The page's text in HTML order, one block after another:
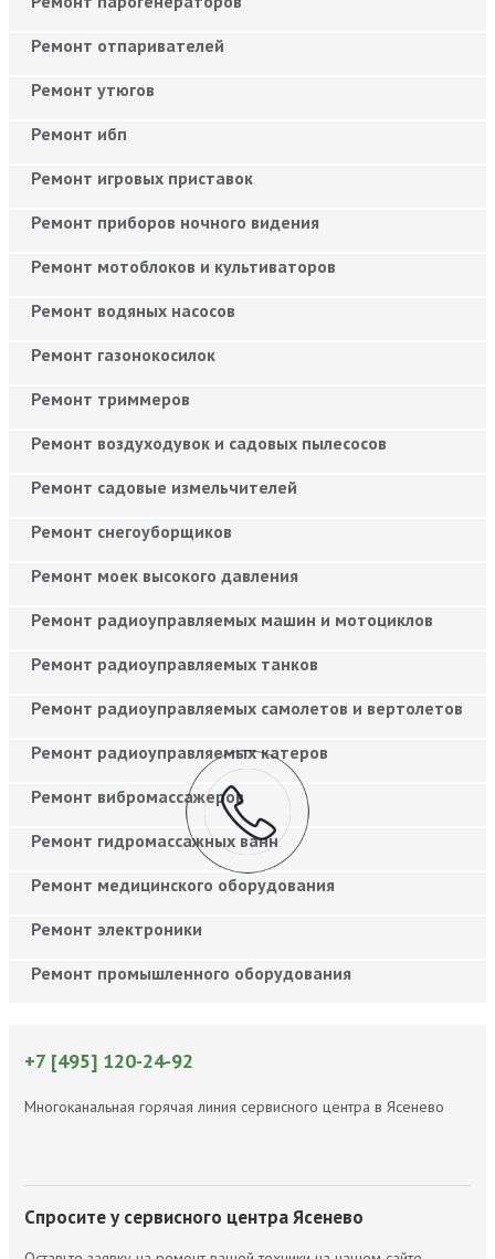
Ремонт отпаривателей
Ремонт утюгов
Ремонт ибп
Ремонт игровых приставок
Ремонт приборов ночного видения
Ремонт мотоблоков и культиваторов
Ремонт водяных насосов
Ремонт газонокосилок
Ремонт триммеров
Ремонт воздуходувок и садовых пылесосов
Ремонт садовые измельчителей
Ремонт снегоуборщиков
Ремонт моек высокого давления
Ремонт радиоуправляемых машин и мотоциклов
Ремонт радиоуправляемых танков
Ремонт радиоуправляемых самолетов и вертолетов
Ремонт радиоуправляемых катеров
Ремонт вибромассажеров
Ремонт гидромассажных ванн
Ремонт медицинского оборудования
Ремонт электроники
Ремонт промышленного оборудования
+7 [495] 120-24-92
Многоканальная горячая линия сервисного центра в Ясенево
Спросите у сервисного центра Ясенево